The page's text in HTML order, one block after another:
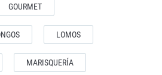
GOURMET
LOMOS
MARISQUERÍA